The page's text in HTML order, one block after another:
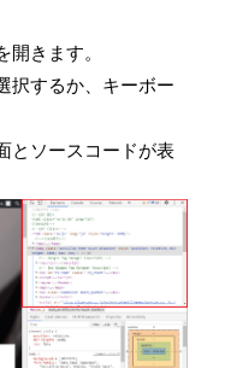
きます。
択するか、キーボー
とソースコードが表